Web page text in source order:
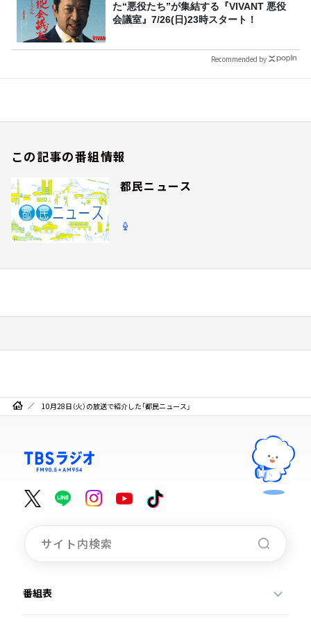
た“悪役たち”が集結する『VIVANT 悪役
会議室』7/26(日)23時スタート！
Recommended by
この記事の番組情報
都民ニュース
10月28日（火）の放送で紹介した「都民ニュース」
番組表